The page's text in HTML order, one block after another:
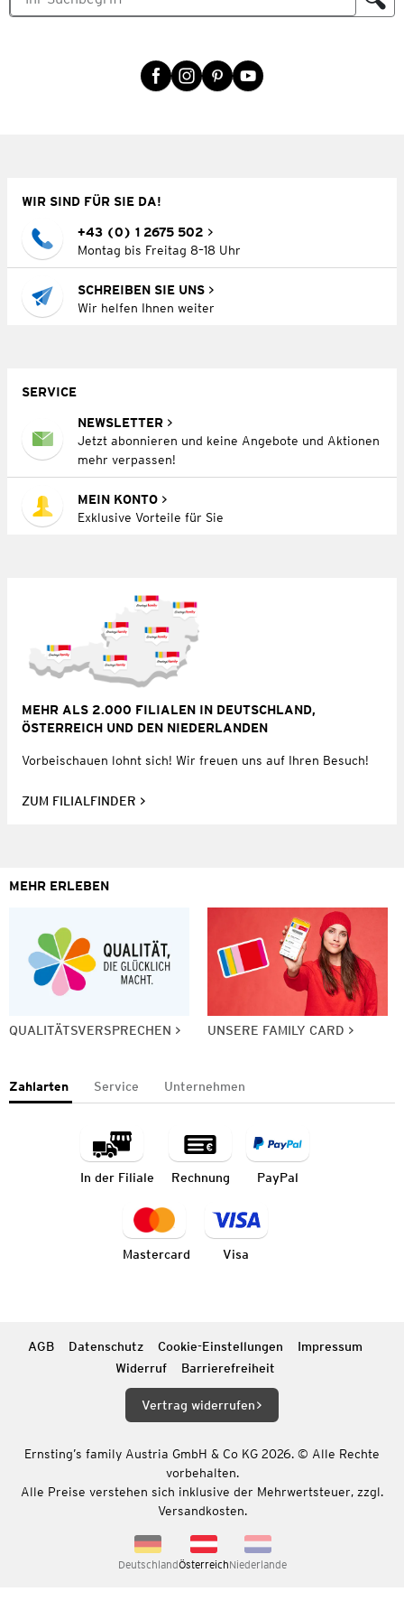
WIR SIND FÜR SIE DA!
+43 (0) 1 2675 502
Montag bis Freitag 8–18 Uhr
SCHREIBEN SIE UNS
Wir helfen Ihnen weiter
SERVICE
NEWSLETTER
Jetzt abonnieren und keine Angebote und Aktionen
mehr verpassen!
MEIN KONTO
Exklusive Vorteile für Sie
MEHR ALS 2.000 FILIALEN IN DEUTSCHLAND,
ÖSTERREICH UND DEN NIEDERLANDEN
Vorbeischauen lohnt sich! Wir freuen uns auf Ihren Besuch!
ZUM FILIALFINDER
MEHR ERLEBEN
QUALITÄTSVERSPRECHEN UNSERE FAMILY CARD
Zahlarten Service Unternehmen
In der Filiale Rechnung PayPal
Mastercard Visa
AGB Datenschutz Cookie-Einstellungen
Impressum
Widerruf
Barrierefreiheit
Vertrag widerrufen
Ernsting’s family Austria GmbH & Co KG 2026. © Alle Rechte
vorbehalten.
Alle Preise verstehen sich inklusive der Mehrwertsteuer, zzgl.
Versandkosten.
DeutschlandÖsterreichNiederlande